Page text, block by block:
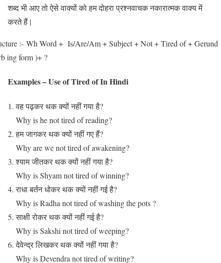
शब्द भी आए तो ऐसे वाक्यों को हम दोहरा प्रश्नवाचक नकारात्मक वाक्य में
करते हैं |
:- Wh Word + Is/Are/Am + Subject + Not + Tired of + Gerund
ing form )+ ?
Examples – Use of Tired of In Hindi
वह पढ़कर थक क्यों नहीं गया है?
Why is he not tired of reading?
हम जागकर थक क्यों नहीं गए हैं?
Why are we not tired of awakening?
श्याम जीतकर थक क्यों नहीं गया है?
Why is Shyam not tired of winning?
राधा बर्तन धोकर थक क्यों नहीं गई है?
Why is Radha not tired of washing the pots ?
साक्षी रोकर थक क्यों नहीं गई है?
Why is Sakshi not tired of weeping?
देवेन्द्र लिखकर थक क्यों नहीं गया है?
Why is Devendra not tired of writing?